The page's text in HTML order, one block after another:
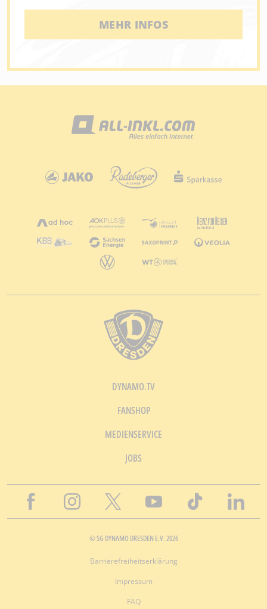
MEHR INFOS
DYNAMO.TV
FANSHOP
MEDIENSERVICE
JOBS
© SG DYNAMO DRESDEN E.V. 2026
Barrierefreiheitserklärung
Impressum
FAQ